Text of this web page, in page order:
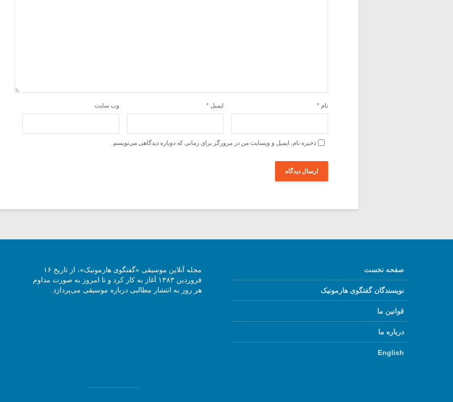
نام * ایمیل * وب‌ سایت
ذخیره نام، ایمیل و وبسایت من در مرورگر برای زمانی که دوباره دیدگاهی می‌نویسم.
صفحه نخست
نویسندگان گفتگوی هارمونیک
قوانین ما
درباره ما
English
مجله آنلاین موسیقی «گفتگوی هارمونیک»، از تاریخ ۱۶
فروردین ۱۳۸۳ آغاز به کار کرد و تا امروز به صورت مداوم
هر روز به انتشار مطالبی درباره موسیقی می‌پردازد.